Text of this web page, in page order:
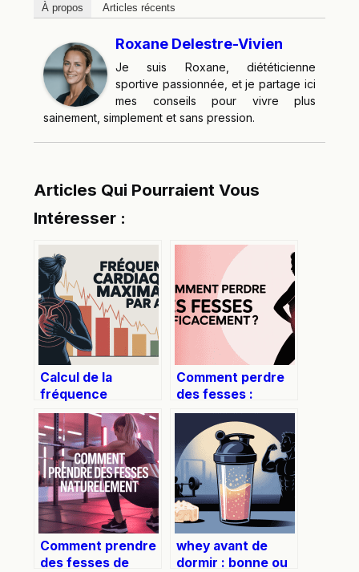
À propos Articles récents
Roxane Delestre-Vivien
Je suis Roxane, diététicienne
sportive passionnée, et je partage ici
mes conseils pour vivre plus
sainement, simplement et sans pression.
Articles Qui Pourraient Vous
Intéresser :
Calcul de la
fréquence
cardiaque
maximale par âge :
tableau et
explications
claires
Comment perdre
des fesses :
conseils clés pour
affiner le bas du
corps
Comment prendre
des fesses de
whey avant de
dormir : bonne ou